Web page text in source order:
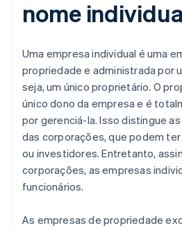
nome
Uma empresa individual é uma
propriedade e administrada por
seja, um único proprietário. O
único dono da empresa e é
por gerenciá-la. Isso distingue
das corporações, que podem
ou investidores. Entretanto,
corporações, as empresas
funcionários.
As empresas de propriedade